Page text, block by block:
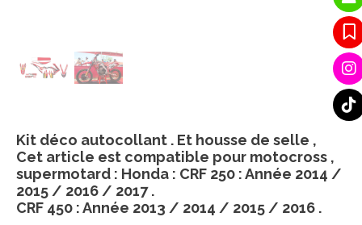
Kit déco autocollant . Et housse de selle ,
Cet article est compatible pour motocross ,
supermotard : Honda : CRF 250 : Année 2014 /
2015 / 2016 / 2017 .
CRF 450 : Année 2013 / 2014 / 2015 / 2016 .